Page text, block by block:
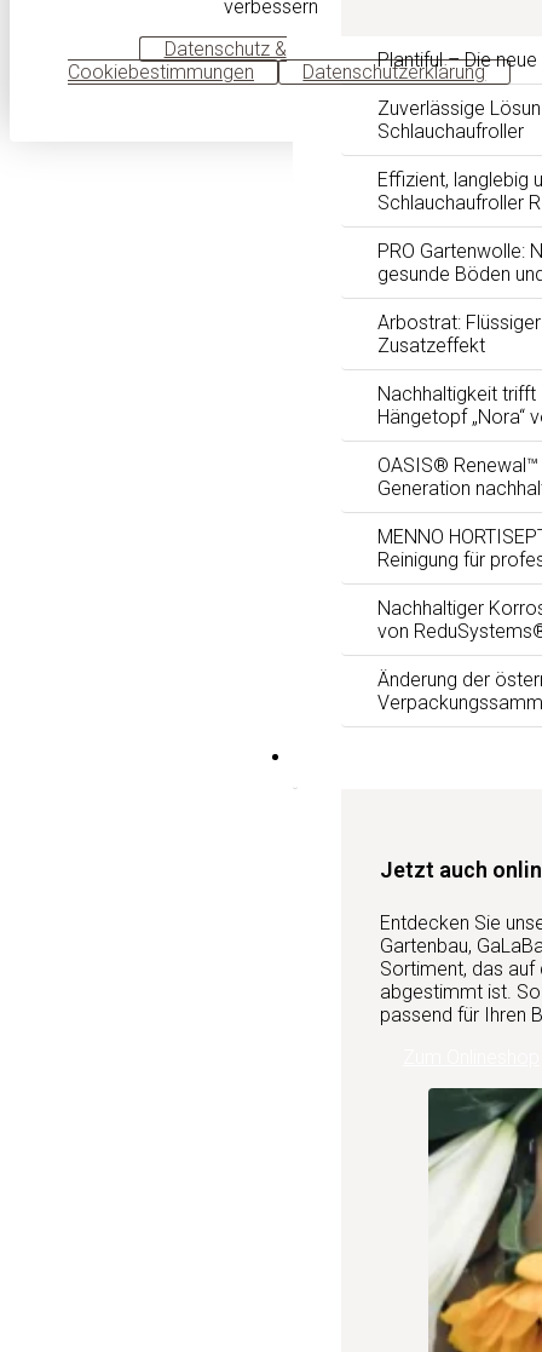
Plantiful – Die
Zuverlässige
Schlauchaufroller
Effizient, langlebig
Schlauchaufroller
PRO Gartenwolle:
gesunde Böden
Arbostrat:
Zusatzeffekt
Nachhaltigkeit trifft
Hängetopf „Nora“
OASIS®
Generation
MENNO
Reinigung für
Nachhaltiger
von
Änderung der
Jetzt auch
Entdecken Sie
Gartenbau,
Sortiment, das
abgestimmt ist.
passend für Ihren
verbessern
Datenschutz &
Cookiebestimmungen
Datenschutzerklärung